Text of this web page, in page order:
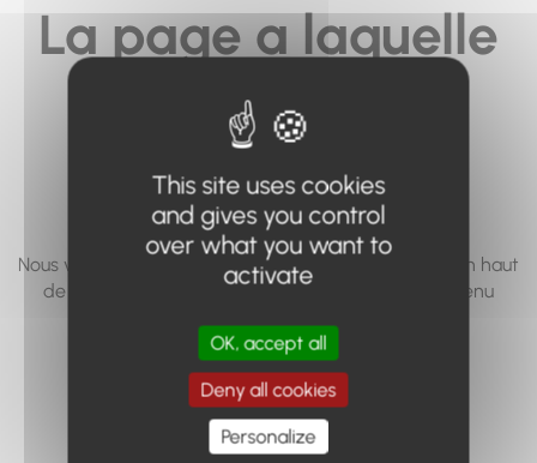
La page a laquelle
vous cherchez à
accéder n'existe
pas... ou plus.
Nous vous invitons à utiliser le moteur de recherche en haut
de page, ou à utiliser le menu pour trouver le contenu
Retour à l'accueil
This site uses cookies
and gives you control
over what you want to
activate
OK, accept all
Deny all cookies
Personalize